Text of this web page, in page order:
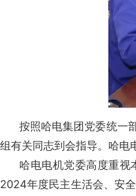
按照哈电集团党委统一
组有关同志到会指导。哈电
哈电电机党委高度重视
2024年度民主生活会、安